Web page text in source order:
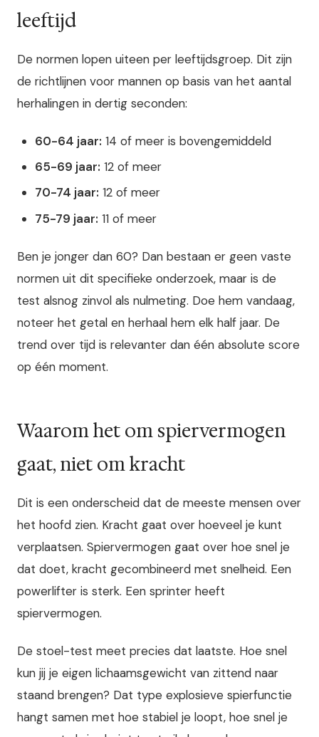
leeftijd
De normen lopen uiteen per leeftijdsgroep. Dit zijn
de richtlijnen voor mannen op basis van het aantal
herhalingen in dertig seconden:
60-64 jaar: 14 of meer is bovengemiddeld
65-69 jaar: 12 of meer
70-74 jaar: 12 of meer
75-79 jaar: 11 of meer
Ben je jonger dan 60? Dan bestaan er geen vaste
normen uit dit specifieke onderzoek, maar is de
test alsnog zinvol als nulmeting. Doe hem vandaag,
noteer het getal en herhaal hem elk half jaar. De
trend over tijd is relevanter dan één absolute score
op één moment.
Waarom het om spiervermogen
gaat, niet om kracht
Dit is een onderscheid dat de meeste mensen over
het hoofd zien. Kracht gaat over hoeveel je kunt
verplaatsen. Spiervermogen gaat over hoe snel je
dat doet, kracht gecombineerd met snelheid. Een
powerlifter is sterk. Een sprinter heeft
spiervermogen.
De stoel-test meet precies dat laatste. Hoe snel
kun jij je eigen lichaamsgewicht van zittend naar
staand brengen? Dat type explosieve spierfunctie
hangt samen met hoe stabiel je loopt, hoe snel je